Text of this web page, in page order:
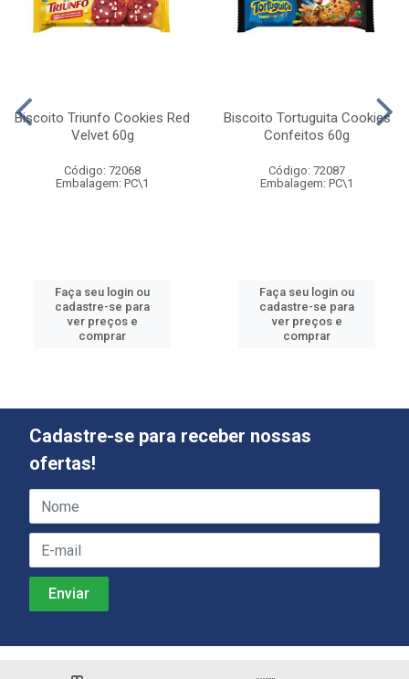
Biscoito Triunfo Cookies Red
Velvet 60g
Código: 72068
Embalagem: PC\1
Faça seu login ou
cadastre-se para
ver preços e
comprar
Biscoito Tortuguita Cookies
Confeitos 60g
Código: 72087
Embalagem: PC\1
Faça seu login ou
cadastre-se para
ver preços e
comprar
Cadastre-se para receber nossas
ofertas!